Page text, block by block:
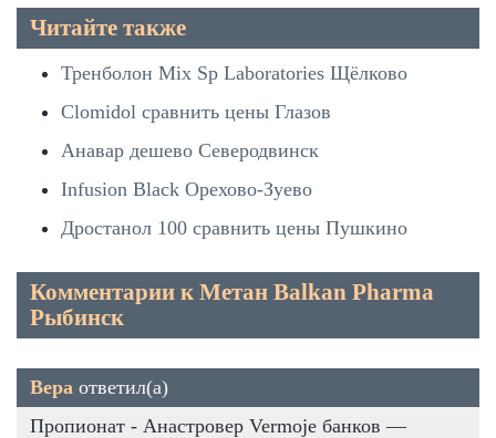
Читайте также
Тренболон Mix Sp Laboratories Щёлково
Clomidol сравнить цены Глазов
Анавар дешево Северодвинск
Infusion Black Орехово-Зуево
Дростанол 100 сравнить цены Пушкино
Комментарии к Метан Balkan Pharma
Рыбинск
Вера ответил(а)
Пропионат - Анастровер Vermoje банков —